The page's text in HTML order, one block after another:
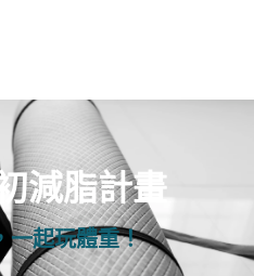
減脂計畫
一起玩體重！